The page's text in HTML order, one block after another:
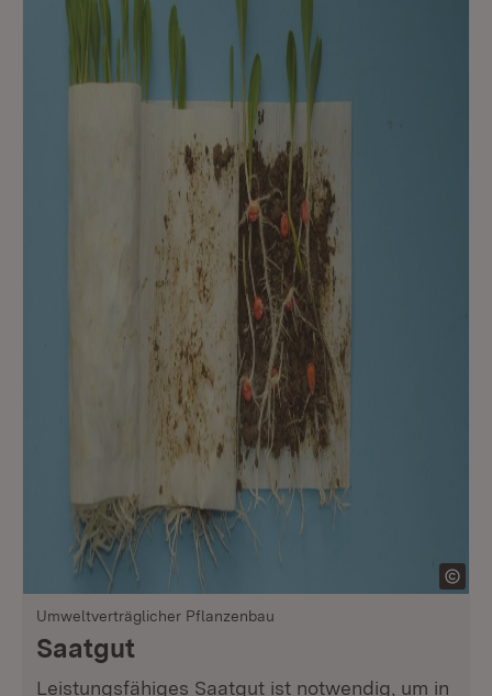
Umweltverträglicher Pflanzenbau
Saatgut
Leistungsfähiges Saatgut ist notwendig, um in